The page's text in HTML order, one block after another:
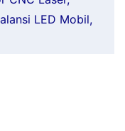
LED Mobil,